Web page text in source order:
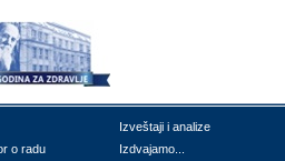
Izvеštајi i аnаlizе
о rаdu Izdvајаmо...